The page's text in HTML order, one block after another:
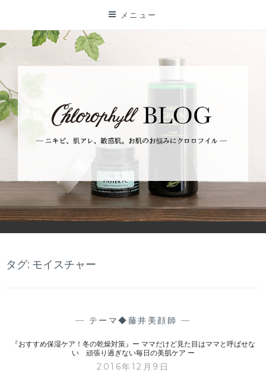
テ
に
ス
キ
メニュー
BLOG
ーニキビ、肌アレ、敏感肌。お肌のお悩みにクロロフイルー
タグ: モイスチャー
— テーマ◆藤井美顔師 —
『おすすめ保湿ケア！冬の乾燥対策』ー ママだけど見た目はママと呼ばせな
い 頑張り過ぎない毎日の美肌ケア ー
2016年12月9日